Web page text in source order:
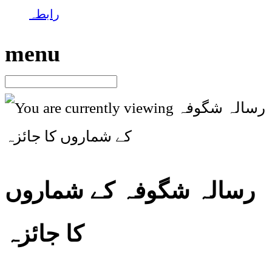
رابطہ
menu
رسالہ شگوفہ کے شماروں
کا جائزہ